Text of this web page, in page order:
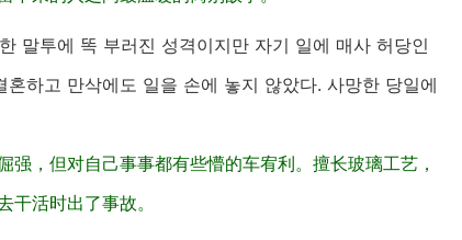
말투에 똑 부러진 성격이지만 자기 일에 매사 허당인
하고 만삭에도 일을 손에 놓지 않았다. 사망한 당일에
，但对自己事事都有些懵的车宥利。擅长玻璃工艺，
活时出了事故。